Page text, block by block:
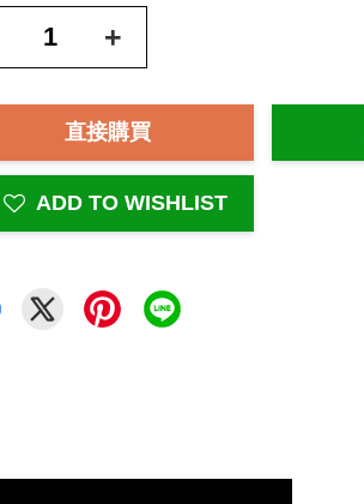
+
直接購買
ADD TO WISHLIST